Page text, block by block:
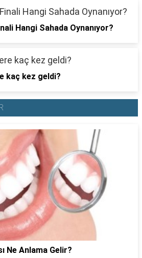
Hangi Sahada Oynanıyor?
kaç kez geldi?
Ne Anlama Gelir?